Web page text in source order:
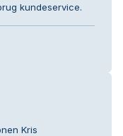
kundeservice.
Kris